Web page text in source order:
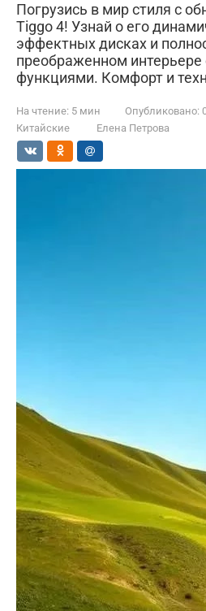
Погрузись в мир стиля с
Tiggo 4! Узнай о его
эффектных дисках и
преображенном
функциями. Комфорт и
На чтение: 5 мин Опубликовано:
Китайские
Елена Петрова